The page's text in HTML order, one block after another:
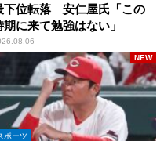
下位転落 安仁屋氏「この
期に来て勉強はない」
ポーツ
NEW